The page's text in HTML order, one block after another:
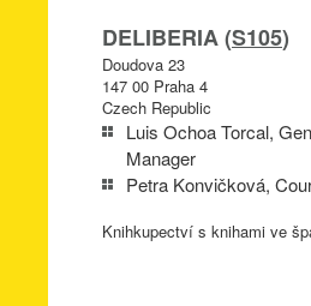
DELIBERIA (S105)
Doudova 23
147 00 Praha 4
Czech Republic
Luis Ochoa Torcal,
Manager
Petra Konvičková,
Knihkupectví s knihami ve